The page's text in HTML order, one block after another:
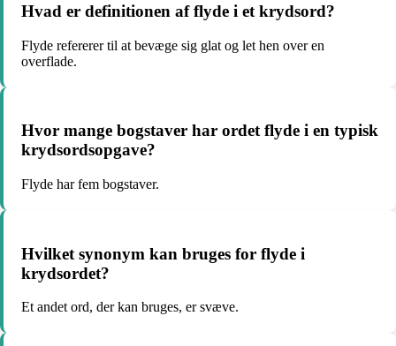
Hvad er definitionen af flyde i et krydsord?
Flyde refererer til at bevæge sig glat og let hen over en
overflade.
Hvor mange bogstaver har ordet flyde i en typisk
krydsordsopgave?
Flyde har fem bogstaver.
Hvilket synonym kan bruges for flyde i
krydsordet?
Et andet ord, der kan bruges, er svæve.